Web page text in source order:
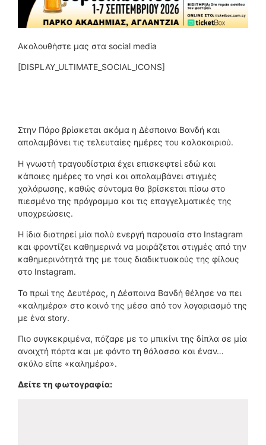
Ακολουθήστε μας στα social media
[DISPLAY_ULTIMATE_SOCIAL_ICONS]
Στην Πάρο βρίσκεται ακόμα η Δέσποινα Βανδή και
απολαμβάνει τις τελευταίες ημέρες του καλοκαιριού.
Η γνωστή τραγουδίστρια έχει επισκεφτεί εδώ και
κάποιες ημέρες το νησί και απολαμβάνει στιγμές
χαλάρωσης, καθώς σύντομα θα βρίσκεται πίσω στο
πιεσμένο της πρόγραμμα και τις επαγγελματικές της
υποχρεώσεις.
Η ίδια διατηρεί μία πολύ ενεργή παρουσία στο Instagram
και φροντίζει καθημερινά να μοιράζεται στιγμές από την
καθημερινότητά της με τους διαδικτυακούς της φίλους
στο Instagram.
Το πρωί της Δευτέρας, η Δέσποινα Βανδή θέλησε να πει
«καλημέρα» στο κοινό της μέσα από τον λογαριασμό της
με ένα story.
Πιο συγκεκριμένα, πόζαρε με το μπικίνι της δίπλα σε μία
ανοιχτή πόρτα και με φόντο τη θάλασσα και έναν…
σκύλο είπε «καλημέρα».
Δείτε τη φωτογραφία: